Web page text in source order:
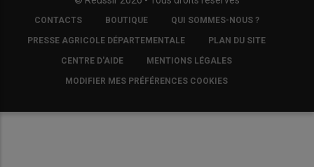
FOOTER
COPYRIGHT
CONTACTS BOUTIQUE QUI SOMMES-NOUS ?
PRESSE AGRICOLE DÉPARTEMENTALE PLAN DU SITE
CENTRE D'AIDE MENTIONS LÉGALES
MODIFIER MES PRÉFÉRENCES COOKIES